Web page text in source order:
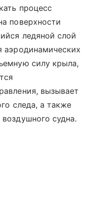
процесс
поверхности
ледяной слой
аэродинамических
силу крыла,
вызывает
следа, а также
судна.